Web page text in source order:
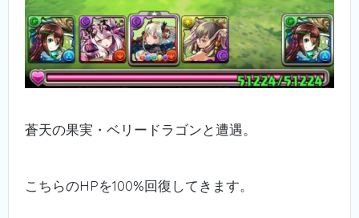
蒼天の果実・ベリードラゴンと遭遇。
こちらのHPを100%回復してきます。